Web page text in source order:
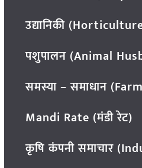
उद्यानिकी
पशुपालन (Animal
समस्या – समाधान
Mandi Rate (मंडी रेट)
कृषि कंपनी समाचार